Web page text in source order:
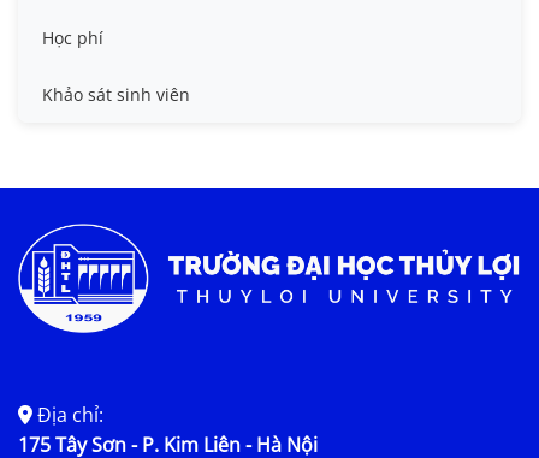
HB khuyến khích học tập
HB Lê Văn Kiểm và gia đình
Học phí
Khảo sát sinh viên
Địa chỉ:
175 Tây Sơn - P. Kim Liên - Hà Nội